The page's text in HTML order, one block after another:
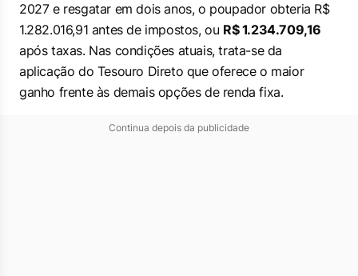
2027 e resgatar em dois anos, o poupador obteria R$
1.282.016,91 antes de impostos, ou R$ 1.234.709,16
após taxas. Nas condições atuais, trata-se da
aplicação do Tesouro Direto que oferece o maior
ganho frente às demais opções de renda fixa.
Continua depois da publicidade